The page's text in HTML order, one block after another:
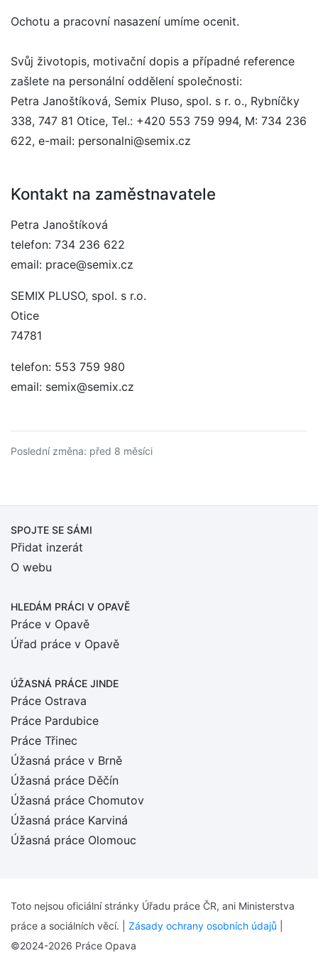
Ochotu a pracovní nasazení umíme ocenit.
Svůj životopis, motivační dopis a případné reference
zašlete na personální oddělení společnosti:
Petra Janoštíková, Semix Pluso, spol. s r. o., Rybníčky
338, 747 81 Otice, Tel.: +420 553 759 994, M: 734 236
622, e-mail: personalni@semix.cz
Kontakt na zaměstnavatele
Petra Janoštíková
telefon: 734 236 622
email: prace@semix.cz
SEMIX PLUSO, spol. s r.o.
Otice
74781
telefon: 553 759 980
email: semix@semix.cz
Poslední změna: před 8 měsíci
SPOJTE SE SÁMI
Přidat inzerát
O webu
HLEDÁM PRÁCI V OPAVĚ
Práce v Opavě
Úřad práce v Opavě
ÚŽASNÁ PRÁCE JINDE
Práce Ostrava
Práce Pardubice
Práce Třinec
Úžasná práce v Brně
Úžasná práce Děčín
Úžasná práce Chomutov
Úžasná práce Karviná
Úžasná práce Olomouc
Toto nejsou oficiální stránky Úřadu práce ČR, ani Ministerstva
práce a sociálních věcí. | Zásady ochrany osobních údajů
©2024-2026 Práce Opava